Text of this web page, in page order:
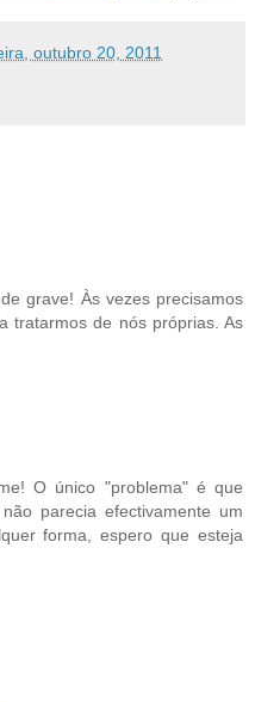
outubro 20, 2011
grave! Às vezes precisamos
tratarmos de nós próprias. As
O único "problema" é que
parecia efectivamente um
forma, espero que esteja